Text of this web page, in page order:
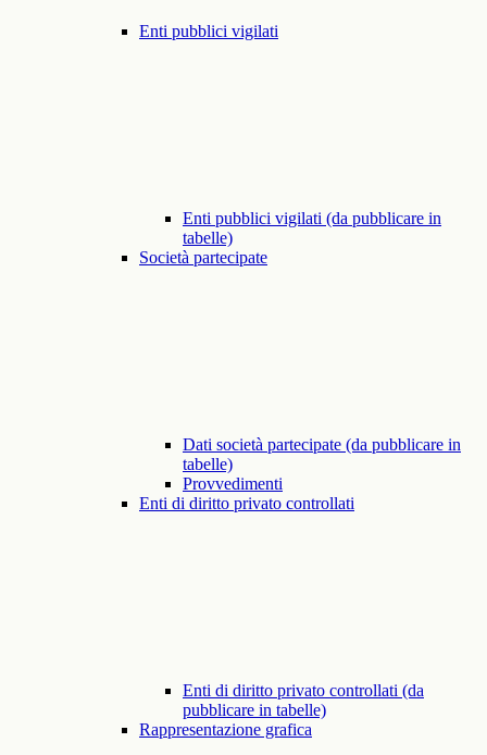
Enti pubblici vigilati
Enti pubblici vigilati (da pubblicare in
tabelle)
Società partecipate
Dati società partecipate (da pubblicare in
tabelle)
Provvedimenti
Enti di diritto privato controllati
Enti di diritto privato controllati (da
pubblicare in tabelle)
Rappresentazione grafica